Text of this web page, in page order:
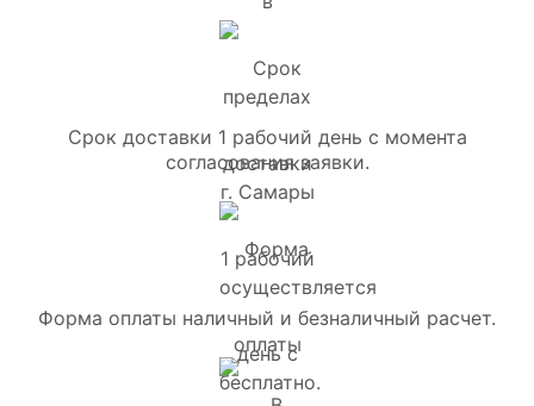
Срок доставки 1 рабочий день с момента
согласования заявки.
Форма оплаты наличный и безналичный расчет.